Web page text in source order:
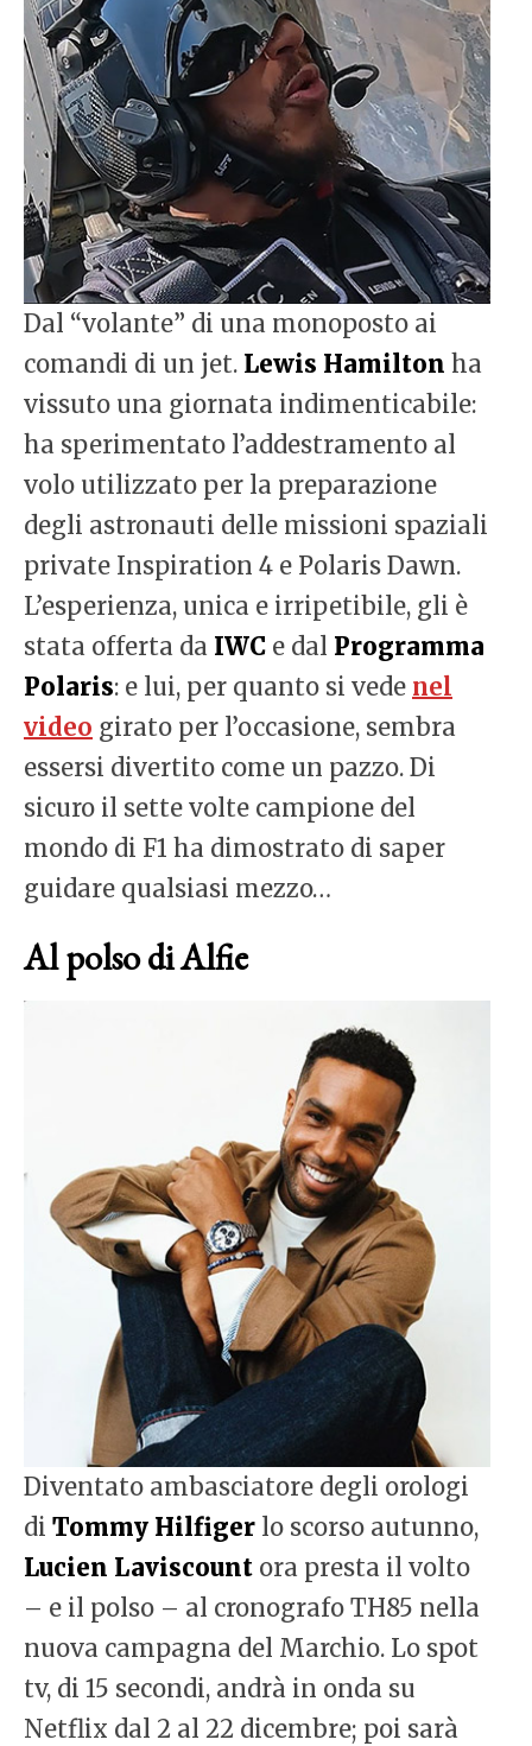
Dal “volante” di una monoposto ai
comandi di un jet. Lewis Hamilton ha
vissuto una giornata indimenticabile:
ha sperimentato l’addestramento al
volo utilizzato per la preparazione
degli astronauti delle missioni spaziali
private Inspiration 4 e Polaris Dawn.
L’esperienza, unica e irripetibile, gli è
stata offerta da IWC e dal Programma
Polaris: e lui, per quanto si vede nel
video girato per l’occasione, sembra
essersi divertito come un pazzo. Di
sicuro il sette volte campione del
mondo di F1 ha dimostrato di saper
guidare qualsiasi mezzo…
Al polso di Alfie
Diventato ambasciatore degli orologi
di Tommy Hilfiger lo scorso autunno,
Lucien Laviscount ora presta il volto
– e il polso – al cronografo TH85 nella
nuova campagna del Marchio. Lo spot
tv, di 15 secondi, andrà in onda su
Netflix dal 2 al 22 dicembre; poi sarà